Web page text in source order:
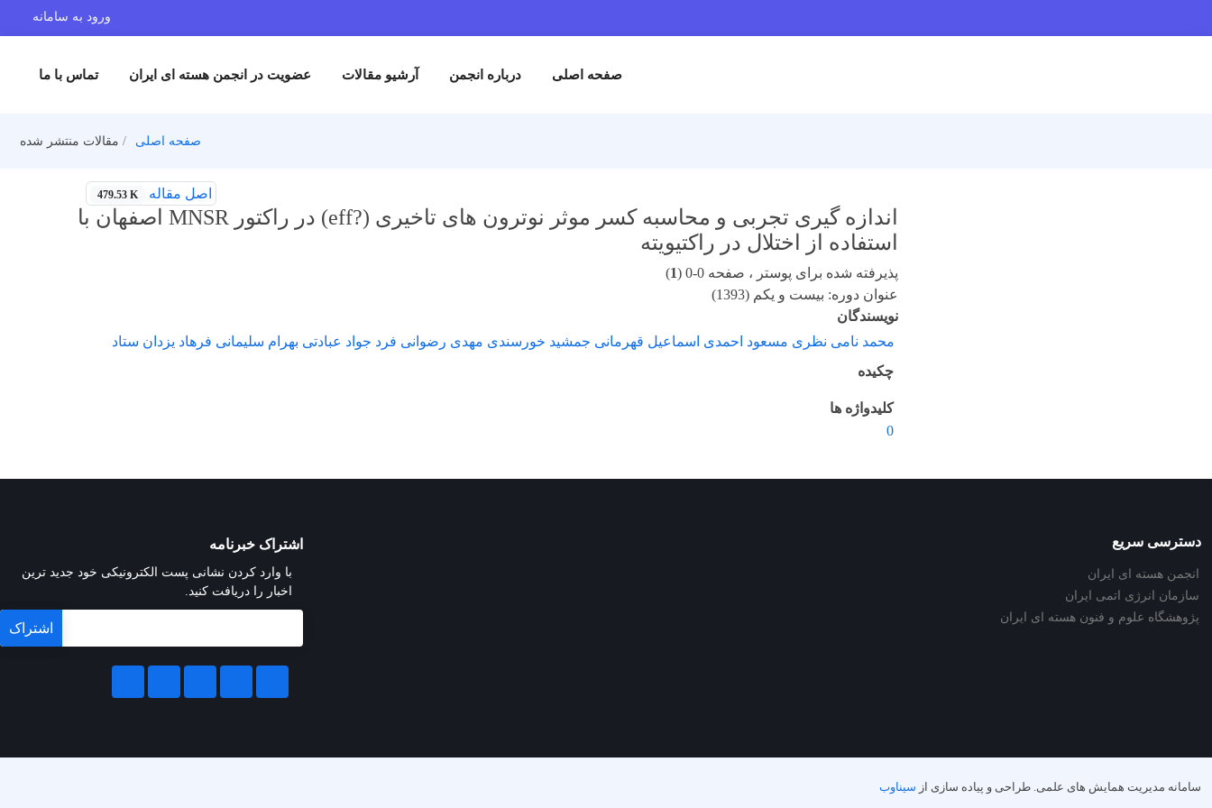
ورود به سامانه
صفحه اصلی درباره انجمن آرشیو مقالات عضویت در انجمن هسته ای ایران تماس با ما
صفحه اصلی مقالات منتشر شده
اصل مقاله 479.53 K
اندازه گیری تجربی و محاسبه کسر موثر نوترون های تاخیری (?eff) در راکتور MNSR اصفهان با
استفاده از اختلال در راکتیویته
پذیرفته شده برای پوستر ، صفحه 0-0 ( 1
)
عنوان دوره: بیست و یکم (1393)
نویسندگان
محمد نامی نظری مسعود احمدی اسماعیل قهرمانی جمشید خورسندی مهدی رضوانی فرد جواد عبادتی بهرام سلیمانی فرهاد یزدان ستاد
چکیده
کلیدواژه ها
0
دسترسی سریع
انجمن هسته ای ایران
سازمان انرژی اتمی ایران
پژوهشگاه علوم و فنون هسته ای ایران
اشتراک خبرنامه
با وارد کردن نشانی پست الکترونیکی خود جدید ترین
اخبار را دریافت کنید.
سامانه مدیریت همایش های علمی. طراحی و پیاده سازی از سیناوب